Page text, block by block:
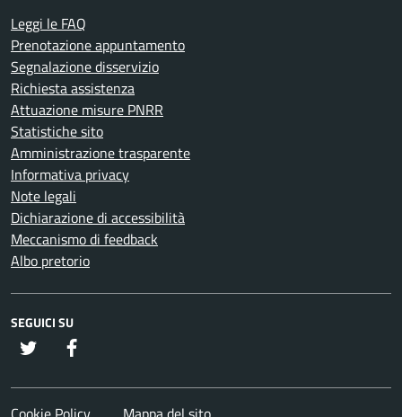
Leggi le FAQ
Prenotazione appuntamento
Segnalazione disservizio
Richiesta assistenza
Attuazione misure PNRR
Statistiche sito
Amministrazione trasparente
Informativa privacy
Note legali
Dichiarazione di accessibilità
Meccanismo di feedback
Albo pretorio
SEGUICI SU
twitter